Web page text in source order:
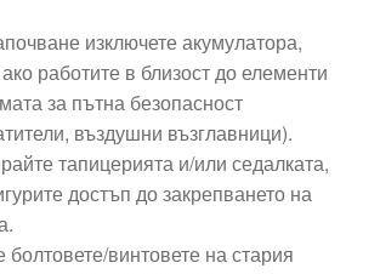
изключете акумулатора,
работите в близост до елементи
за пътна безопасност
въздушни възглавници).
тапицерията и/или седалката,
достъп до закрепването на
болтовете/винтовете на стария